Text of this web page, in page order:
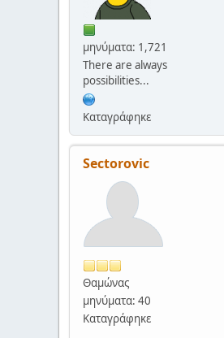
μηνύματα: 1,721
There are always
possibilities...
Καταγράφηκε
Sectorovic
Θαμώνας
μηνύματα: 40
Καταγράφηκε